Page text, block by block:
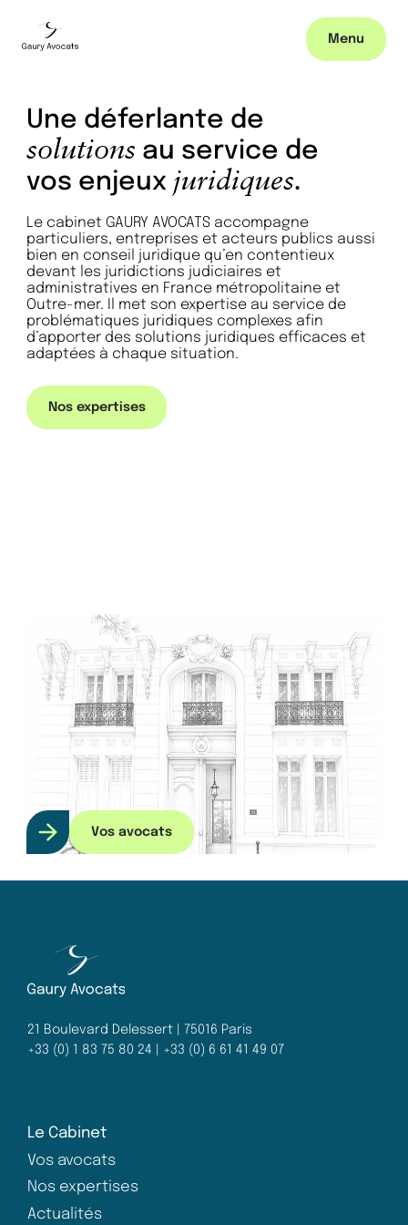
Menu
Une déferlante de
solutions au service de
vos enjeux juridiques.
Le cabinet GAURY AVOCATS accompagne
particuliers, entreprises et acteurs publics aussi
bien en conseil juridique qu’en contentieux
devant les juridictions judiciaires et
administratives en France métropolitaine et
Outre-mer. Il met son expertise au service de
problématiques juridiques complexes afin
d’apporter des solutions juridiques efficaces et
adaptées à chaque situation.
Nos expertises
Vos avocats
21 Boulevard Delessert | 75016 Paris
+33 (0) 1 83 75 80 24 | +33 (0) 6 61 41 49 07
Le Cabinet
Vos avocats
Nos expertises
Actualités